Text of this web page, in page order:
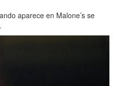
aparece en Malone’s se